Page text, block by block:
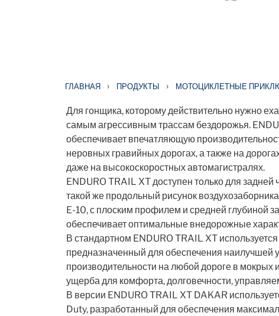
ГЛАВНАЯ › ПРОДУКТЫ › МОТОЦИКЛЕТНЫЕ
Для гонщика, которому действительно нужно
самым агрессивным трассам бездорожья.
обеспечивает впечатляющую
неровных гравийных дорогах, а также на
даже на высокоскоростных автомагистралях.
ENDURO TRAIL XT доступен только для задней
такой же продольный рисунок
E-10, с плоским профилем и средней глубиной
обеспечивает оптимальные внедорожные
В стандартном ENDURO TRAIL XT
предназначенный для обеспечения наилучшей
производительности на любой дороге в мокрых
ущерба для комфорта, долговечности,
В версии ENDURO TRAIL XT DAKAR
Duty, разработанный для обеспечения